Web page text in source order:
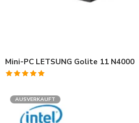
Mini-PC LETSUNG Golite 11 N4000
mit5.00
von 5
AUSVERKAUFT